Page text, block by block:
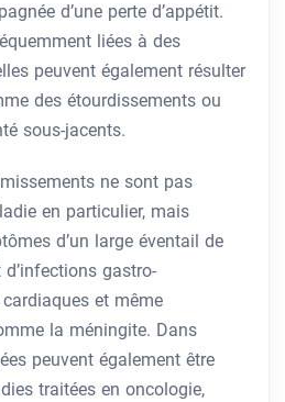
d’une perte d’appétit.
liées à des
peuvent également résulter
des étourdissements ou
sous-jacents.
ne sont pas
en particulier, mais
d’un large éventail de
gastro-
et même
la méningite. Dans
peuvent également être
traitées en oncologie,